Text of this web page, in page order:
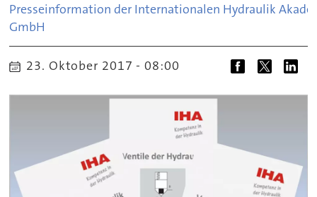
Presseinformation der Internationalen Hydraulik
GmbH
23. Oktober 2017 - 08:00